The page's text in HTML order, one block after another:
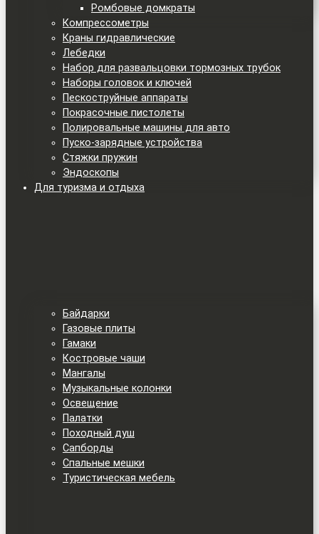
Ромбовые домкраты
Компрессометры
Краны гидравлические
Лебедки
Набор для развальцовки тормозных трубок
Наборы головок и ключей
Пескоструйные аппараты
Покрасочные пистолеты
Полировальные машины для авто
Пуско-зарядные устройства
Стяжки пружин
Эндоскопы
Для туризма и отдыха
Байдарки
Газовые плиты
Гамаки
Костровые чаши
Мангалы
Музыкальные колонки
Освещение
Палатки
Походный душ
Сапборды
Спальные мешки
Туристическая мебель